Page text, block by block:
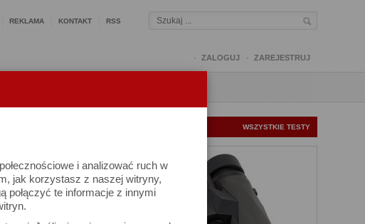
i analizować ruch w
jak korzystasz z naszej witryny,
połączyć te informacje z innymi
REKLAMA KONTAKT RSS
ZALOGUJ ZAREJESTRUJ
WSZYSTKIE TESTY